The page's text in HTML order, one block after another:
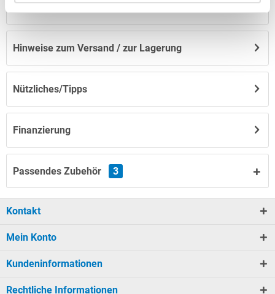
Finanzierung
Anleitungen/Datenblätter
Hinweise zum Versand / zur Lagerung
Nützliches/Tipps
Passendes Zubehör 3
Kontakt
Mein Konto
Kundeninformationen
Rechtliche Informationen